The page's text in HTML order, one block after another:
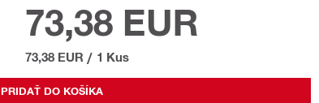
73,38 EUR
73,38 EUR / 1 Kus
PRIDAŤ DO KOŠÍKA